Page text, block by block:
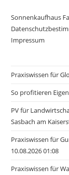
Sonnenkaufhaus
Impressum
Praxiswissen für
So profitieren
PV für
Sasbach am
Praxiswissen für
10.08.2026 01:08
Praxiswissen für